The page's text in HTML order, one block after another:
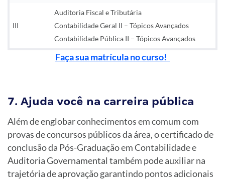
III
Auditoria Fiscal e Tributária
Contabilidade Geral II – Tópicos Avançados
Contabilidade Pública II – Tópicos Avançados
Faça sua matrícula no curso!
7. Ajuda você na carreira pública
Além de englobar conhecimentos em comum com
provas de concursos públicos da área, o certificado de
conclusão da Pós-Graduação em Contabilidade e
Auditoria Governamental também pode auxiliar na
trajetória de aprovação garantindo pontos adicionais